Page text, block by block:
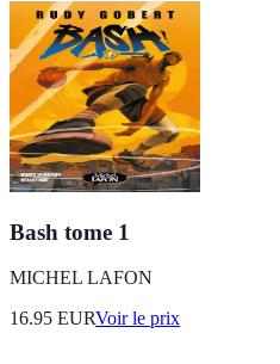
Bash tome 1
MICHEL LAFON
16.95 EURVoir le prix